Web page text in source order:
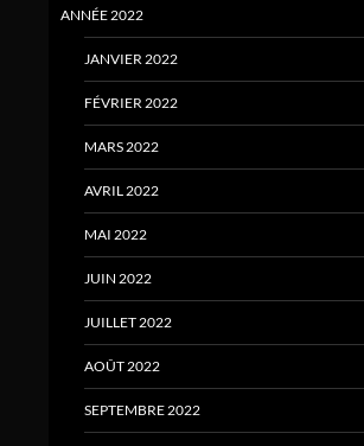
ANNÉE 2022
JANVIER 2022
FÉVRIER 2022
MARS 2022
AVRIL 2022
MAI 2022
JUIN 2022
JUILLET 2022
AOÛT 2022
SEPTEMBRE 2022